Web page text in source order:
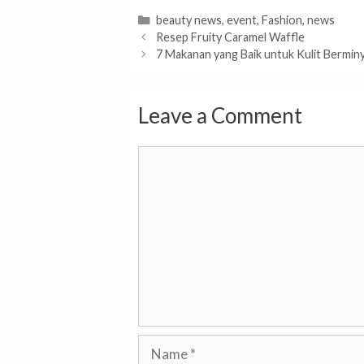
Categories
beauty news, event, Fashion, news
Resep Fruity Caramel Waffle
7 Makanan yang Baik untuk Kulit
Leave a Comment